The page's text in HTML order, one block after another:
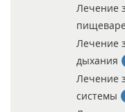
Лечение
Лечение
дыхания
Лечение
системы